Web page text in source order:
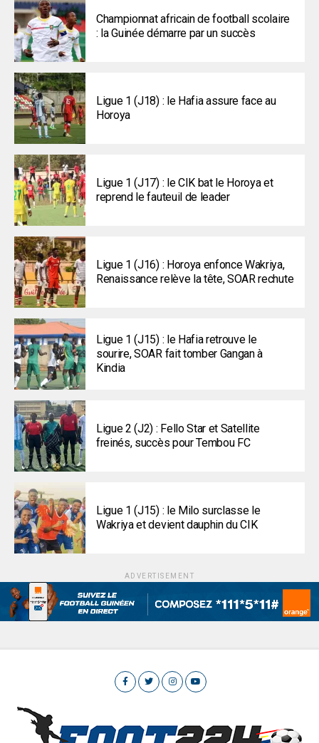
Championnat africain de football scolaire
: la Guinée démarre par un succès
Ligue 1 (J18) : le Hafia assure face au
Horoya
Ligue 1 (J17) : le CIK bat le Horoya et
reprend le fauteuil de leader
Ligue 1 (J16) : Horoya enfonce Wakriya,
Renaissance relève la tête, SOAR rechute
Ligue 1 (J15) : le Hafia retrouve le
sourire, SOAR fait tomber Gangan à
Kindia
Ligue 2 (J2) : Fello Star et Satellite
freinés, succès pour Tembou FC
Ligue 1 (J15) : le Milo surclasse le
Wakriya et devient dauphin du CIK
ADVERTISEMENT